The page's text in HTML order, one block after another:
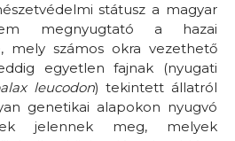
státusz a magyar
megnyugtató a hazai
mely számos okra vezethető
egyetlen fajnak (nyugati
leucodon) tekintett állatról
genetikai alapokon nyugvó
jelennek meg, melyek